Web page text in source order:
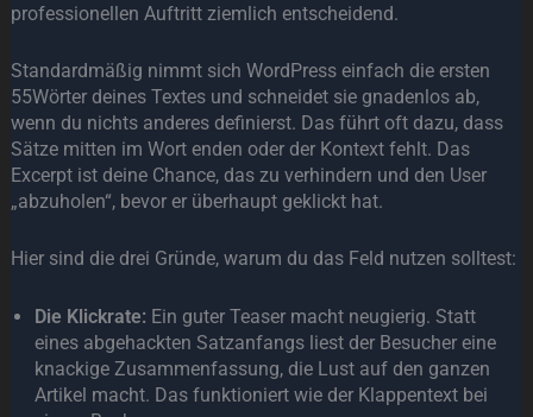
professionellen Auftritt ziemlich entscheidend.
Standardmäßig nimmt sich WordPress einfach die ersten
55Wörter deines Textes und schneidet sie gnadenlos ab,
wenn du nichts anderes definierst. Das führt oft dazu, dass
Sätze mitten im Wort enden oder der Kontext fehlt. Das
Excerpt ist deine Chance, das zu verhindern und den User
„abzuholen“, bevor er überhaupt geklickt hat.
Hier sind die drei Gründe, warum du das Feld nutzen solltest:
Die Klickrate: Ein guter Teaser macht neugierig. Statt
eines abgehackten Satzanfangs liest der Besucher eine
knackige Zusammenfassung, die Lust auf den ganzen
Artikel macht. Das funktioniert wie der Klappentext bei